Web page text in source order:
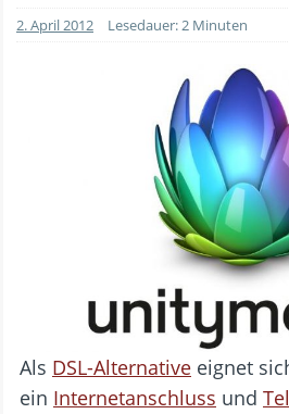
2. April 2012 Lesedauer: 2 Minuten
Als DSL-Alternative eignet
ein Internetanschluss und